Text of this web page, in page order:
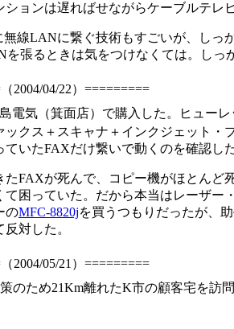
ションは遅ればせながらケーブルテレ
線LANに繋ぐ技術もすごいが、しっ
を張るときは気をつけなくては。しっ
2004/04/22）=========
電気（箕面店）で購入した。ヒュー
ックス＋スキャナ＋インクジェット・
ていたFAXだけ繋いで動くのを確認した
たFAXが死んで、コピー機がほとんど
て困っていた。だから本当はレーザー
のMFC-8820jを買うつもりだったが、
対した。
2004/05/21）=========
のため21Km離れたK市の顧客宅を訪